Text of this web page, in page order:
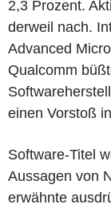
2,3 Prozent.
derweil nach.
Advanced
Qualcomm
einen Vorstoß
Software-Titel
Aussagen von
erwähnte